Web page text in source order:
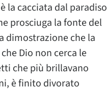
la cacciata dal paradiso
prosciuga la fonte del
dimostrazione che la
Dio non cerca le
che più brillavano
è finito divorato